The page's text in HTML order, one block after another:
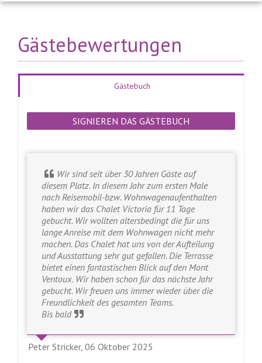
Gästebewertungen
Gästebuch
SIGNIEREN DAS GÄSTEBUCH
Wir sind seit über 30 Jahren Gäste auf
diesem Platz. In diesem Jahr zum ersten Male
nach Reisemobil-bzw. Wohnwagenaufenthalten
haben wir das Chalet Victoria für 11 Tage
gebucht. Wir wollten altersbedingt die für uns
lange Anreise mit dem Wohnwagen nicht mehr
machen. Das Chalet hat uns von der Aufteilung
und Ausstattung sehr gut gefallen. Die Terrasse
bietet einen fantastischen Blick auf den Mont
Ventoux. Wir haben schon für das nächste Jahr
gebucht. Wir freuen uns immer wieder über die
Freundlichkeit des gesamten Teams.
Bis bald
Peter Stricker, 06 Oktober 2025